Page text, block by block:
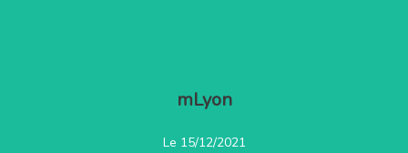
mLyon
Le 15/12/2021